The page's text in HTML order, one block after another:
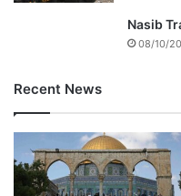
Nasib
08/10/
Recent News